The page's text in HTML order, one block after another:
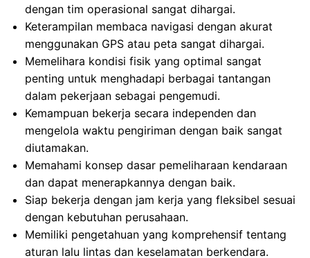
dengan tim operasional sangat dihargai.
Keterampilan membaca navigasi dengan akurat
menggunakan GPS atau peta sangat dihargai.
Memelihara kondisi fisik yang optimal sangat
penting untuk menghadapi berbagai tantangan
dalam pekerjaan sebagai pengemudi.
Kemampuan bekerja secara independen dan
mengelola waktu pengiriman dengan baik sangat
diutamakan.
Memahami konsep dasar pemeliharaan kendaraan
dan dapat menerapkannya dengan baik.
Siap bekerja dengan jam kerja yang fleksibel sesuai
dengan kebutuhan perusahaan.
Memiliki pengetahuan yang komprehensif tentang
aturan lalu lintas dan keselamatan berkendara.